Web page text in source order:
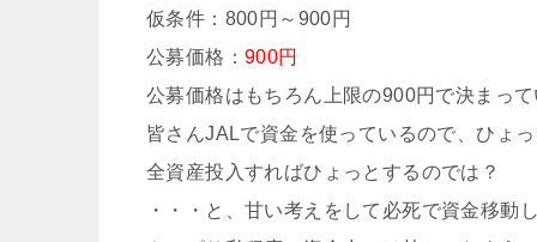
仮条件：800円～900円
公募価格： 900円
公募価格はもちろん上限の900円で決まって
皆さんJALで資金を使っているので、ひょっ
全資産投入すればひょっとするのでは？
・・・と、甘い考えをして必死で資金移動